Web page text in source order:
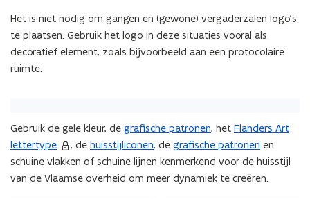
Het is niet nodig om gangen en (gewone) vergaderzalen logo’s
te plaatsen. Gebruik het logo in deze situaties vooral als
decoratief element, zoals bijvoorbeeld aan een protocolaire
ruimte.
Gebruik de gele kleur, de grafische patronen, het Flanders Art
lettertype
, de huisstijliconen, de grafische patronen en
schuine vlakken of schuine lijnen kenmerkend voor de huisstijl
van de Vlaamse overheid om meer dynamiek te creëren.